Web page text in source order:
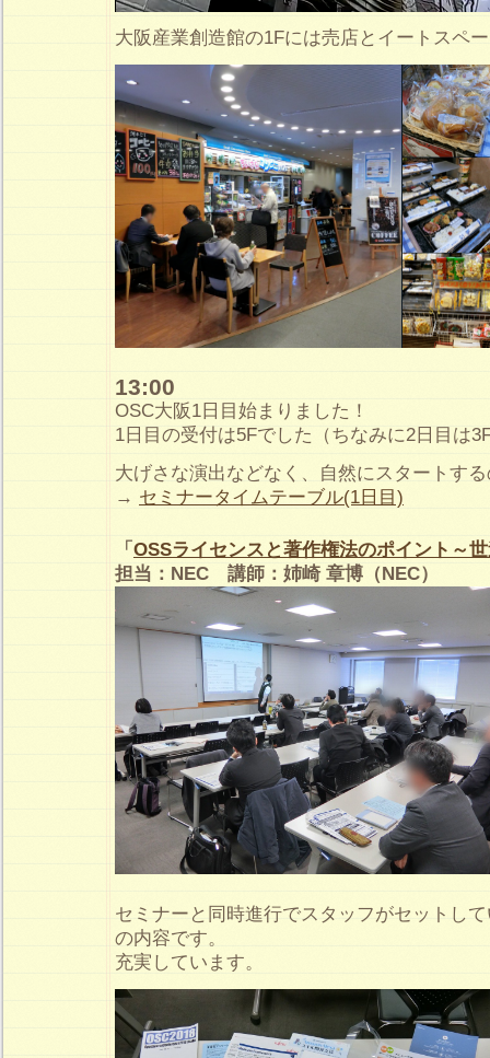
大阪産業創造館の1Fには売店とイートスペ
13:00
OSC大阪1日目始まりました！
1日目の受付は5Fでした（ちなみに2日目は
大げさな演出などなく、自然にスタートす
→ セミナータイムテーブル(1日目)
「 OSSライセンスと著作権法のポイント～
担当：NEC 講師：姉崎 章博（NEC）
セミナーと同時進行でスタッフがセットし
の内容です。
充実しています。